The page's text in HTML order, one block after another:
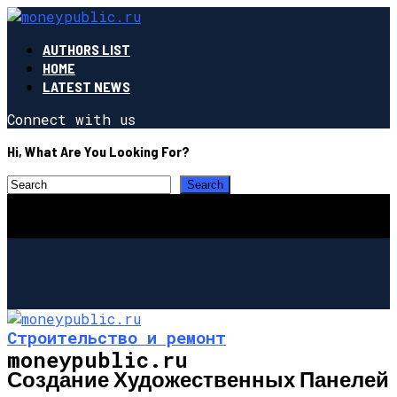
AUTHORS LIST
HOME
LATEST NEWS
Connect with us
Hi, What Are You Looking For?
moneypublic.ru
Строительство и ремонт
Создание Художественных Панелей